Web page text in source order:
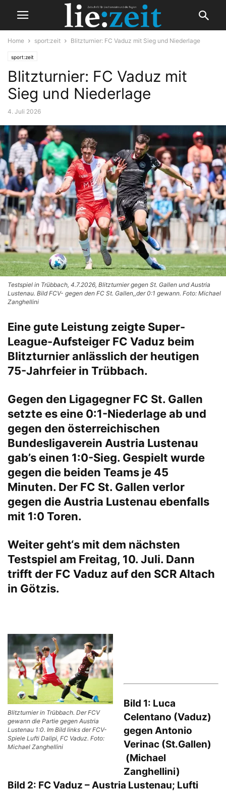
Home sport:zeit Blitzturnier: FC Vaduz mit Sieg und Niederlage
sport:zeit
Blitzturnier: FC Vaduz mit
Sieg und Niederlage
4. Juli 2026
Testspiel in Trübbach, 4.7.2026, Blitzturnier gegen St. Gallen und Austria
Lustenau. Bild FCV- gegen den FC St. Gallen,,der 0:1 gewann. Foto: Michael
Zanghellini
Eine gute Leistung zeigte Super-
League-Aufsteiger FC Vaduz beim
Blitzturnier anlässlich der heutigen
75-Jahrfeier in Trübbach.
Gegen den Ligagegner FC St. Gallen
setzte es eine 0:1-Niederlage ab und
gegen den österreichischen
Bundesligaverein Austria Lustenau
gab’s einen 1:0-Sieg. Gespielt wurde
gegen die beiden Teams je 45
Minuten. Der FC St. Gallen verlor
gegen die Austria Lustenau ebenfalls
mit 1:0 Toren.
Weiter geht‘s mit dem nächsten
Testspiel am Freitag, 10. Juli. Dann
trifft der FC Vaduz auf den SCR Altach
in Götzis.
Blitzturnier in Trübbach. Der FCV
gewann die Partie gegen Austria
Lustenau 1:0. Im Bild links der FCV-
Spiele Lufti Dalipi, FC Vaduz. Foto:
Michael Zanghellini
Bild 1: Luca
Celentano (Vaduz)
gegen Antonio
Verinac (St.Gallen)
(Michael
Zanghellini)
Bild 2: FC Vaduz – Austria Lustenau; Lufti